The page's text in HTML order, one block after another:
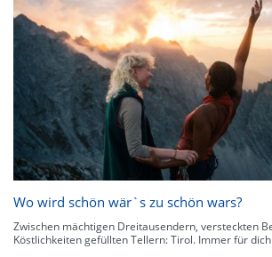
Wo wird schön wär`s zu schön wars?
Zwischen mächtigen Dreitausendern, versteckten
Köstlichkeiten gefüllten Tellern: Tirol. Immer für